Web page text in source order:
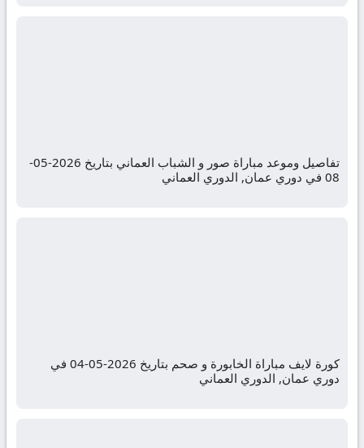
تفاصيل وموعد مباراة صور و الشباب العماني بتاريخ 2026-05-
08 في دوري عمان, الدوري العماني
كورة لايف مباراة الخابورة و صحم بتاريخ 2026-05-04 في
دوري عمان, الدوري العماني